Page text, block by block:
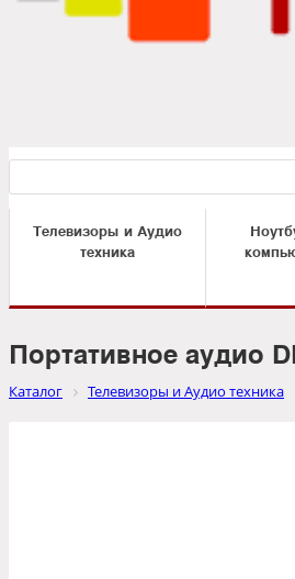
Телевизоры и Аудио
техника
Портативное аудио
Каталог Телевизоры и Аудио техника